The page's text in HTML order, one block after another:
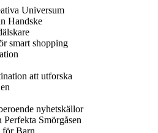
Universum
Handske
smart shopping
att utforska
nyhetskällor
Smörgåsen
för Barn